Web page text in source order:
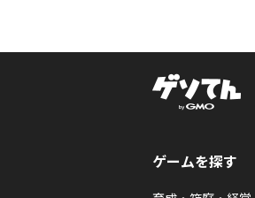
ゲームを探す